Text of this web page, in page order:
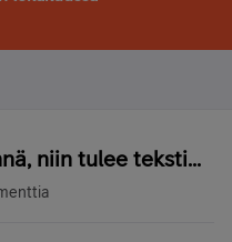
niin tulee teksti...